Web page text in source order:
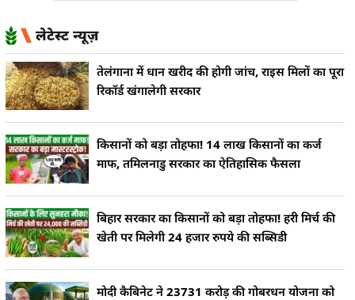
लेटेस्ट न्यूज़
तेलंगाना में धान खरीद की होगी जांच, राइस मिलों का पूरा
रिकॉर्ड खंगालेगी सरकार
किसानों को बड़ा तोहफा! 14 लाख किसानों का कर्ज
माफ, तमिलनाडु सरकार का ऐतिहासिक फैसला
बिहार सरकार का किसानों को बड़ा तोहफा! हरी मिर्च की
खेती पर मिलेगी 24 हजार रुपये की सब्सिडी
मोदी कैबिनेट ने 23731 करोड़ की गोबरधन योजना को